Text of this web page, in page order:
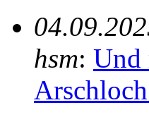
hsm: Und